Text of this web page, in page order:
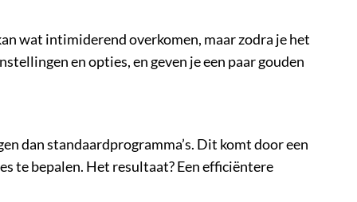
wat intimiderend overkomen, maar zodra je het
en opties, en geven je een paar gouden
dan standaardprogramma’s. Dit komt door een
te bepalen. Het resultaat? Een efficiëntere